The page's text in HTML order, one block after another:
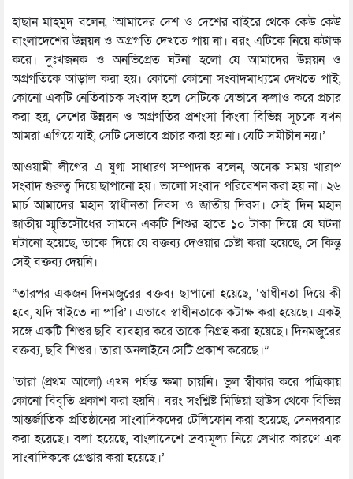
হাছান মাহমুদ বলেন, ‘আমাদের দেশ ও দেশের বাইরে থেকে কেউ কেউ
বাংলাদেশের উন্নয়ন ও অগ্রগতি দেখতে পায় না। বরং এটিকে নিয়ে কটাক্ষ
করে। দুঃখজনক ও অনভিপ্রেত ঘটনা হলো যে আমাদের উন্নয়ন ও
অগ্রগতিকে আড়াল করা হয়। কোনো কোনো সংবাদমাধ্যমে দেখতে পাই,
কোনো একটি নেতিবাচক সংবাদ হলে সেটিকে যেভাবে ফলাও করে প্রচার
করা হয়, দেশের উন্নয়ন ও অগ্রগতির প্রশংসা কিংবা বিভিন্ন সূচকে যখন
আমরা এগিয়ে যাই, সেটি সেভাবে প্রচার করা হয় না। যেটি সমীচীন নয়।’
আওয়ামী লীগের এ যুগ্ম সাধারণ সম্পাদক বলেন, অনেক সময় খারাপ
সংবাদ গুরুত্ব দিয়ে ছাপানো হয়। ভালো সংবাদ পরিবেশন করা হয় না। ২৬
মার্চ আমাদের মহান স্বাধীনতা দিবস ও জাতীয় দিবস। সেই দিন মহান
জাতীয় স্মৃতিসৌধের সামনে একটি শিশুর হাতে ১০ টাকা দিয়ে যে ঘটনা
ঘটানো হয়েছে, তাকে দিয়ে যে বক্তব্য দেওয়ার চেষ্টা করা হয়েছে, সে কিন্তু
সেই বক্তব্য দেয়নি।
“তারপর একজন দিনমজুরের বক্তব্য ছাপানো হয়েছে, ‘স্বাধীনতা দিয়ে কী
হবে, যদি খাইতে না পারি’। এভাবে স্বাধীনতাকে কটাক্ষ করা হয়েছে। একই
সঙ্গে একটি শিশুর ছবি ব্যবহার করে তাকে নিগ্রহ করা হয়েছে। দিনমজুরের
বক্তব্য, ছবি শিশুর। তারা অনলাইনে সেটি প্রকাশ করেছে।”
‘তারা (প্রথম আলো) এখন পর্যন্ত ক্ষমা চায়নি। ভুল স্বীকার করে পত্রিকায়
কোনো বিবৃতি প্রকাশ করা হয়নি। বরং সংশ্লিষ্ট মিডিয়া হাউস থেকে বিভিন্ন
আন্তর্জাতিক প্রতিষ্ঠানের সাংবাদিকদের টেলিফোন করা হয়েছে, দেনদরবার
করা হয়েছে। বলা হয়েছে, বাংলাদেশে দ্রব্যমূল্য নিয়ে লেখার কারণে এক
সাংবাদিককে গ্রেপ্তার করা হয়েছে।’